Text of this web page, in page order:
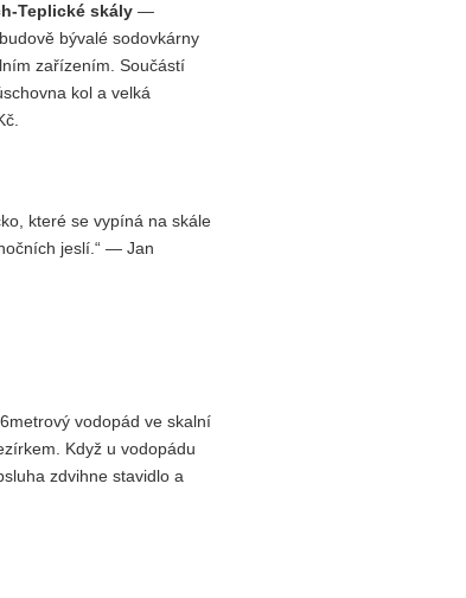
Teplické skály —
bývalé sodovkárny
zařízením. Součástí
kol a velká
které se vypíná na skále
jeslí.“ — Jan
vodopád ve skalní
Když u vodopádu
zdvihne stavidlo a